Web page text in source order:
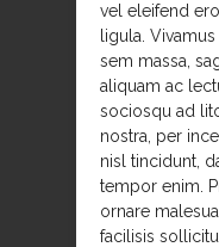
vel eleifend
ligula.
sem massa,
aliquam ac
sociosqu ad
nostra, per
nisl tincidunt,
tempor enim.
ornare
facilisis